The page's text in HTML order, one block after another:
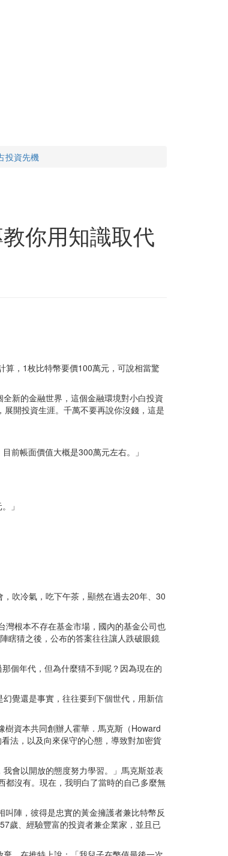
投資先機
你用知識取代
算，1枚比特幣要價100萬元，可說相當驚
新的金融世界，這個金融環境對小白投資
開投資生涯。千萬不要再說你沒錢，這是
前帳面價值大概是300萬元左右。」
」
吹冷氣，吃下午茶，顯然在過去20年、30
灣根本不存在基金市場，國內的基金公司也
瞎猜之後，公布的答案往往讓人跌破眼鏡
個年代，但為什麼猜不到呢？因為現在的
覺還是事實，往往要到下個世代，用新信
資本共同創辦人霍華．馬克斯（Howard
法，以及向來保守的心態，導致對加密貨
會以開放的態度努力學習。」馬克斯並表
都沒有。現在，我明白了當時的自己多麼無
陣，彼得是忠實的黃金擁護者兼比特幣反
歲、經驗豐富的投資者兼企業家，並且已